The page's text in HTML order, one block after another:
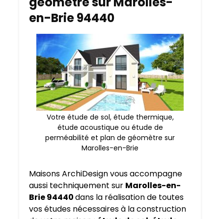
en-Brie 94440
Votre étude de sol, étude thermique,
étude acoustique ou étude de
perméabilité et plan de géomètre sur
Marolles-en-Brie
Maisons ArchiDesign vous accompagne
aussi techniquement sur Marolles-en-
Brie 94440dans la réalisation de toutes
vos études nécessaires à la construction